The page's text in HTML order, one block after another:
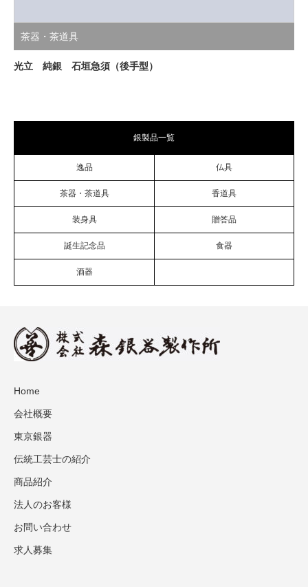
茶器・茶道具
光立 純銀 石垣急須（後手型）
銀製品一覧
逸品 仏具
茶器・茶道具 香道具
装身具 贈答品
誕生記念品 食器
酒器
Home
会社概要
東京銀器
伝統工芸士の紹介
商品紹介
法人のお客様
お問い合わせ
求人募集